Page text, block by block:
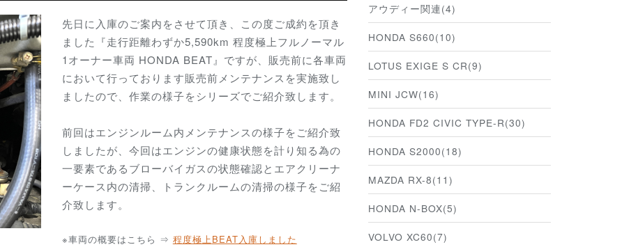
先日に入庫のご案内をさせて頂き、この度ご成約を頂き
ました『走行距離わずか5,590km 程度極上フルノーマル
1オーナー車両 HONDA BEAT』ですが、販売前に各車両
において行っております販売前メンテナンスを実施致し
ましたので、作業の様子をシリーズでご紹介致します。
前回はエンジンルーム内メンテナンスの様子をご紹介致
しましたが、今回はエンジンの健康状態を計り知る為の
一要素であるブローバイガスの状態確認とエアクリーナ
ーケース内の清掃、トランクルームの清掃の様子をご紹
介致します。
※車両の概要はこちら ⇒ 程度極上BEAT入庫しました
アウディー関連(4)
HONDA S660(10)
LOTUS EXIGE S CR(9)
MINI JCW(16)
HONDA FD2 CIVIC TYPE-R(30)
HONDA S2000(18)
MAZDA RX-8(11)
HONDA N-BOX(5)
VOLVO XC60(7)